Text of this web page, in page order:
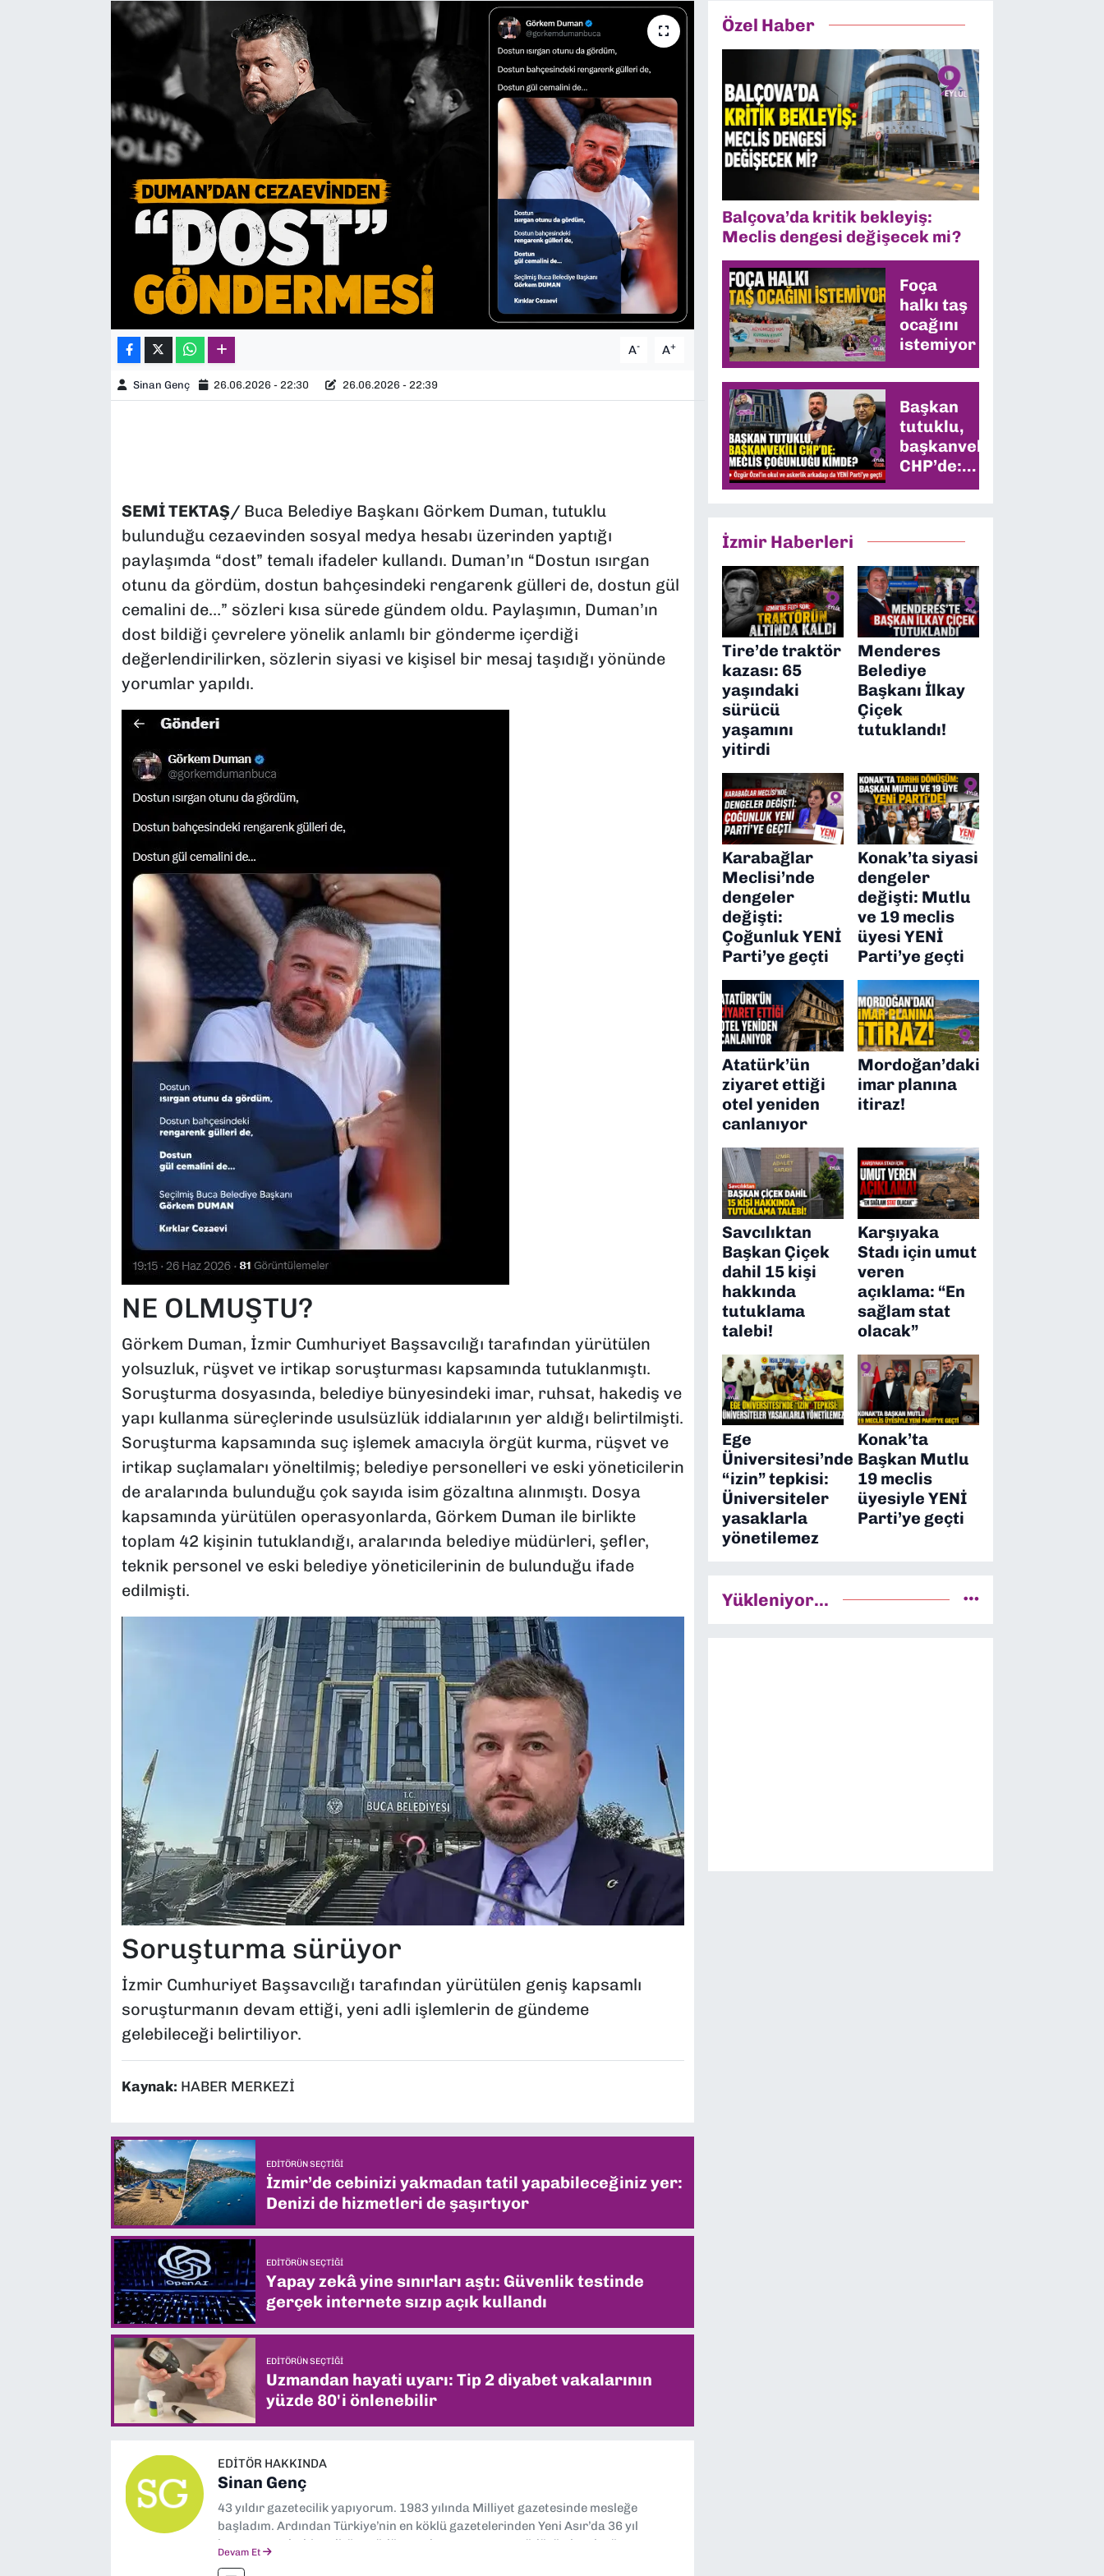
A- A+
Sinan Genç 26.06.2026 - 22:30 26.06.2026 - 22:39
SEMİ TEKTAŞ/ Buca Belediye Başkanı Görkem Duman, tutuklu
bulunduğu cezaevinden sosyal medya hesabı üzerinden yaptığı
paylaşımda “dost” temalı ifadeler kullandı. Duman’ın “Dostun ısırgan
otunu da gördüm, dostun bahçesindeki rengarenk gülleri de, dostun gül
cemalini de…” sözleri kısa sürede gündem oldu. Paylaşımın, Duman’ın
dost bildiği çevrelere yönelik anlamlı bir gönderme içerdiği
değerlendirilirken, sözlerin siyasi ve kişisel bir mesaj taşıdığı yönünde
yorumlar yapıldı.
NE OLMUŞTU?
Görkem Duman, İzmir Cumhuriyet Başsavcılığı tarafından yürütülen
yolsuzluk, rüşvet ve irtikap soruşturması kapsamında tutuklanmıştı.
Soruşturma dosyasında, belediye bünyesindeki imar, ruhsat, hakediş ve
yapı kullanma süreçlerinde usulsüzlük iddialarının yer aldığı belirtilmişti.
Soruşturma kapsamında suç işlemek amacıyla örgüt kurma, rüşvet ve
irtikap suçlamaları yöneltilmiş; belediye personelleri ve eski yöneticilerin
de aralarında bulunduğu çok sayıda isim gözaltına alınmıştı. Dosya
kapsamında yürütülen operasyonlarda, Görkem Duman ile birlikte
toplam 42 kişinin tutuklandığı, aralarında belediye müdürleri, şefler,
teknik personel ve eski belediye yöneticilerinin de bulunduğu ifade
edilmişti.
Soruşturma sürüyor
İzmir Cumhuriyet Başsavcılığı tarafından yürütülen geniş kapsamlı
soruşturmanın devam ettiği, yeni adli işlemlerin de gündeme
gelebileceği belirtiliyor.
Kaynak: HABER MERKEZİ
EDITÖRÜN SEÇTIĞI
İzmir’de cebinizi yakmadan tatil yapabileceğiniz yer:
Denizi de hizmetleri de şaşırtıyor
EDITÖRÜN SEÇTIĞI
Yapay zekâ yine sınırları aştı: Güvenlik testinde
gerçek internete sızıp açık kullandı
EDITÖRÜN SEÇTIĞI
Uzmandan hayati uyarı: Tip 2 diyabet vakalarının
yüzde 80'i önlenebilir
EDITÖR HAKKINDA
Sinan Genç
43 yıldır gazetecilik yapıyorum. 1983 yılında Milliyet gazetesinde mesleğe
başladım. Ardından Türkiye’nin en köklü gazetelerinden Yeni Asır’da 36 yıl
boyunca muhabir, editör, müdür yardımcısı ve spor müdürü olarak görev
Devam Et
Özel Haber
Balçova’da kritik bekleyiş:
Meclis dengesi değişecek mi?
Foça
halkı taş
ocağını
istemiyor
Başkan
tutuklu,
başkanvekili
CHP’de:
Meclis
İzmir Haberleri
Tire’de traktör
kazası: 65
yaşındaki
sürücü
yaşamını
yitirdi
Menderes
Belediye
Başkanı İlkay
Çiçek
tutuklandı!
Karabağlar
Meclisi’nde
dengeler
değişti:
Çoğunluk YENİ
Parti’ye geçti
Konak’ta siyasi
dengeler
değişti: Mutlu
ve 19 meclis
üyesi YENİ
Parti’ye geçti
Atatürk’ün
ziyaret ettiği
otel yeniden
canlanıyor
Mordoğan’daki
imar planına
itiraz!
Savcılıktan
Başkan Çiçek
dahil 15 kişi
hakkında
tutuklama
talebi!
Karşıyaka
Stadı için umut
veren
açıklama: “En
sağlam stat
olacak”
Ege
Üniversitesi’nde
“izin” tepkisi:
Üniversiteler
yasaklarla
yönetilemez
Konak’ta
Başkan Mutlu
19 meclis
üyesiyle YENİ
Parti’ye geçti
Yükleniyor...
TEKNOLOJİ
YEREL YÖNETİMLER